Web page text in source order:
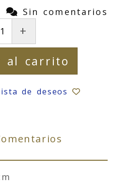
Sin comentarios
+
al carrito
de deseos